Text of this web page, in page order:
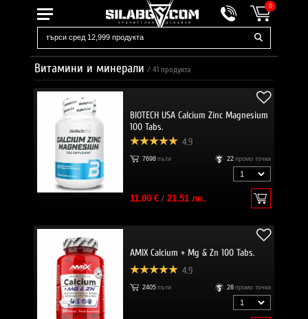
0
Витамини и минерали / 41 продукта
BIOTECH USA Calcium Zinc Magnesium
100 Tabs.
4.9
7698 пъти 22 промо точки
11.00 €/ 21.51 лв.
AMIX Calcium + Mg & Zn 100 Tabs.
4.9
2405 пъти 28 промо точки